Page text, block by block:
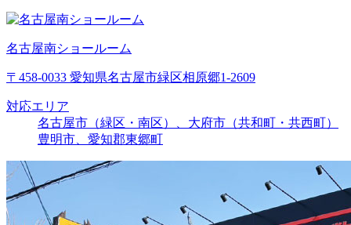
名古屋南ショールーム
〒458-0033 愛知県名古屋市緑区相原郷1-2609
対応エリア
名古屋市（緑区・南区）、大府市（共和町・共西町）
豊明市、愛知郡東郷町